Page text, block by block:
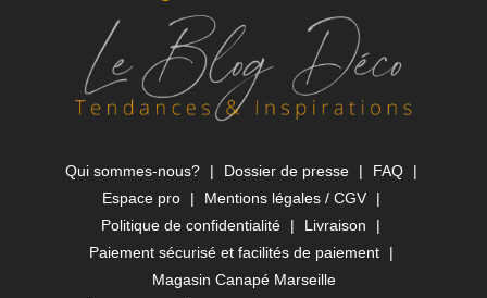
Qui sommes-nous? Dossier de presse
FAQ
Espace pro
Mentions légales / CGV
Politique de confidentialité
Livraison
Paiement sécurisé et facilités de paiement
Magasin Canapé Marseille